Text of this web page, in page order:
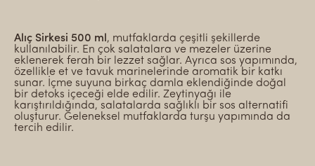
Alıç Sirkesi 500 ml , mutfaklarda çeşitli şekillerde
kullanılabilir. En çok salatalara ve mezeler üzerine
eklenerek ferah bir lezzet sağlar. Ayrıca sos yapımında,
özellikle et ve tavuk marinelerinde aromatik bir katkı
sunar. İçme suyuna birkaç damla eklendiğinde doğal
bir detoks içeceği elde edilir. Zeytinyağı ile
karıştırıldığında, salatalarda sağlıklı bir sos alternatifi
oluşturur. Geleneksel mutfaklarda turşu yapımında da
tercih edilir.